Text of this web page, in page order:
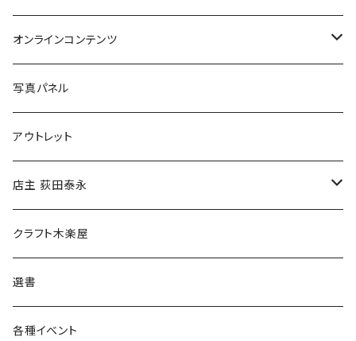
Tシャツ
バッグ
ブックカバー
マグカップ
傘
食料品
その他
オンラインコンテンツ
冒険クロストーク
写真パネル
アウトレット
店主 荻田泰永
書籍
ウェア
クラフト木楽屋
選書
各種イベント